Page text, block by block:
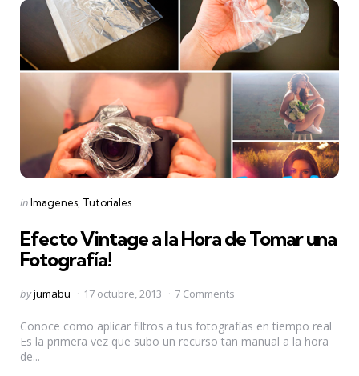
Categories
Posted
inImagenes Tutoriales
Efecto Vintage a la Hora de Tomar una
Fotografía!
Posted
byjumabu 17 octubre, 2013 7 Comments
Conoce como aplicar filtros a tus fotografías en tiempo real
Es la primera vez que subo un recurso tan manual a la hora
de...